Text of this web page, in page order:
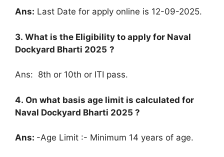
Ans: Last Date for apply online is 12-09-2025.
3. What is the Eligibility to apply for Naval
Dockyard Bharti 2025 ?
Ans: 8th or 10th or ITI pass.
4. On what basis age limit is calculated for
Naval Dockyard Bharti 2025 ?
Ans: -Age Limit :- Minimum 14 years of age.